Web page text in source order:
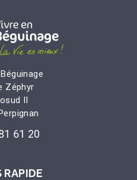
Zéphyr
II
61 20
RAPIDE